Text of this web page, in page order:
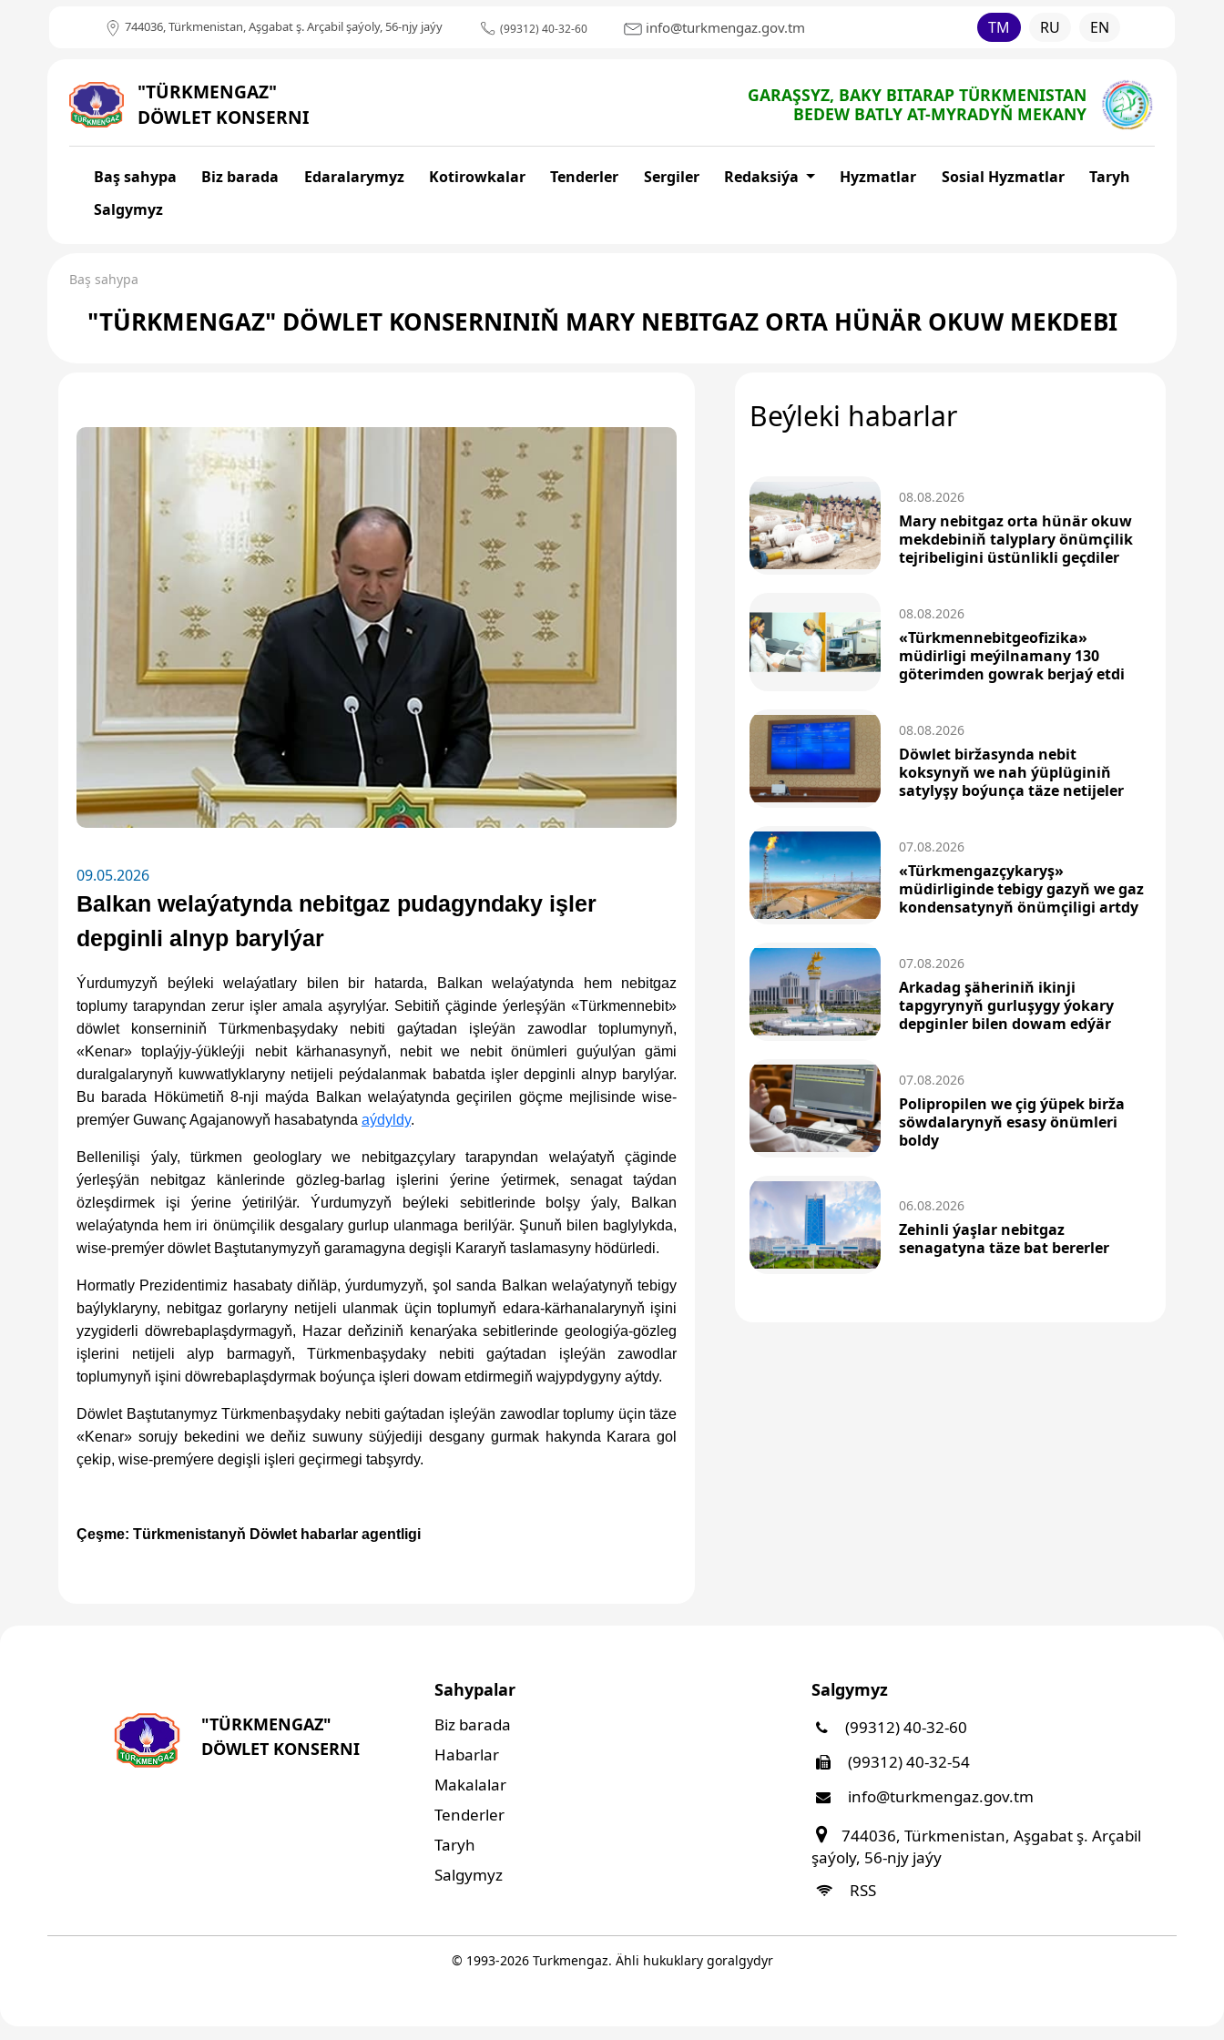
744036, Türkmenistan, Aşgabat ş. Arçabil şaýoly, 56-njy jaýy (99312) 40-32-60 info@turkmengaz.gov.tm TM RU EN
"TÜRKMENGAZ"
DÖWLET KONSERNI
GARAŞSYZ, BAKY BITARAP TÜRKMENISTAN
BEDEW BATLY AT-MYRADYŇ MEKANY
Baş sahypa Biz barada Edaralarymyz Kotirowkalar Tenderler Sergiler Redaksiýa Hyzmatlar Sosial Hyzmatlar
Taryh
Salgymyz
Baş sahypa
"TÜRKMENGAZ" DÖWLET KONSERNINIŇ MARY NEBITGAZ ORTA HÜNÄR OKUW MEKDEBI
09.05.2026
Balkan welaýatynda nebitgaz pudagyndaky işler
depginli alnyp barylýar
Ýurdumyzyň beýleki welaýatlary bilen bir hatarda, Balkan welaýatynda hem nebitgaz
toplumy tarapyndan zerur işler amala aşyrylýar. Sebitiň çäginde ýerleşýän «Türkmennebit»
döwlet konserniniň Türkmenbaşydaky nebiti gaýtadan işleýän zawodlar toplumynyň,
«Kenar» toplaýjy-ýükleýji nebit kärhanasynyň, nebit we nebit önümleri guýulýan gämi
duralgalarynyň kuwwatlyklaryny netijeli peýdalanmak babatda işler depginli alnyp barylýar.
Bu barada Hökümetiň 8-nji maýda Balkan welaýatynda geçirilen göçme mejlisinde wise-
premýer Guwanç Agajanowyň hasabatynda aýdyldy.
Bellenilişi ýaly, türkmen geologlary we nebitgazçylary tarapyndan welaýatyň çäginde
ýerleşýän nebitgaz känlerinde gözleg-barlag işlerini ýerine ýetirmek, senagat taýdan
özleşdirmek işi ýerine ýetirilýär. Ýurdumyzyň beýleki sebitlerinde bolşy ýaly, Balkan
welaýatynda hem iri önümçilik desgalary gurlup ulanmaga berilýär. Şunuň bilen baglylykda,
wise-premýer döwlet Baştutanymyzyň garamagyna degişli Kararyň taslamasyny hödürledi.
Hormatly Prezidentimiz hasabaty diňläp, ýurdumyzyň, şol sanda Balkan welaýatynyň tebigy
baýlyklaryny, nebitgaz gorlaryny netijeli ulanmak üçin toplumyň edara-kärhanalarynyň işini
yzygiderli döwrebaplaşdyrmagyň, Hazar deňziniň kenarýaka sebitlerinde geologiýa-gözleg
işlerini netijeli alyp barmagyň, Türkmenbaşydaky nebiti gaýtadan işleýän zawodlar
toplumynyň işini döwrebaplaşdyrmak boýunça işleri dowam etdirmegiň wajypdygyny aýtdy.
Döwlet Baştutanymyz Türkmenbaşydaky nebiti gaýtadan işleýän zawodlar toplumy üçin täze
«Kenar» sorujy bekedini we deňiz suwuny süýjediji desgany gurmak hakynda Karara gol
çekip, wise-premýere degişli işleri geçirmegi tabşyrdy.
Çeşme: Türkmenistanyň Döwlet habarlar agentligi
Beýleki habarlar
08.08.2026
Mary nebitgaz orta hünär okuw
mekdebiniň talyplary önümçilik
tejribeligini üstünlikli geçdiler
08.08.2026
«Türkmennebitgeofizika»
müdirligi meýilnamany 130
göterimden gowrak berjaý etdi
08.08.2026
Döwlet biržasynda nebit
koksynyň we nah ýüplüginiň
satylyşy boýunça täze netijeler
07.08.2026
«Türkmengazçykaryş»
müdirliginde tebigy gazyň we gaz
kondensatynyň önümçiligi artdy
07.08.2026
Arkadag şäheriniň ikinji
tapgyrynyň gurluşygy ýokary
depginler bilen dowam edýär
07.08.2026
Polipropilen we çig ýüpek birža
söwdalarynyň esasy önümleri
boldy
06.08.2026
Zehinli ýaşlar nebitgaz
senagatyna täze bat bererler
"TÜRKMENGAZ"
DÖWLET KONSERNI
Sahypalar
Biz barada
Habarlar
Makalalar
Tenderler
Taryh
Salgymyz
Salgymyz
(99312) 40-32-60
(99312) 40-32-54
info@turkmengaz.gov.tm
744036, Türkmenistan, Aşgabat ş. Arçabil
şaýoly, 56-njy jaýy
RSS
© 1993-2026Turkmengaz. Ähli hukuklary goralgydyr